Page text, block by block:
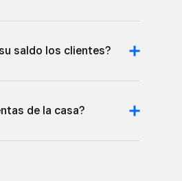
saldo los clientes?
de la casa?